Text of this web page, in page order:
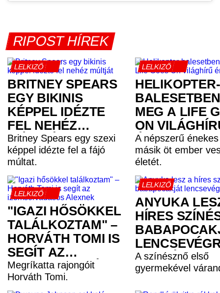
RIPOST HÍREK
LELKIZŐ
BRITNEY SPEARS
EGY BIKINIS
KÉPPEL IDÉZTE
FEL NEHÉZ
MÚLTJÁT
Britney Spears egy szexi
képpel idézte fel a fájó
múltat.
LELKIZŐ
HELIKOPTER-
MEG A LIFE
ON
ÉNEKESE
A népszerű
másik öt ember
életét.
LELKIZŐ
"IGAZI HŐSÖKKEL
TALÁLKOZTAM" –
HORVÁTH TOMI IS
SEGÍT AZ
IZOMSORVADÁSOS
ALEXNEK
Megríkatta rajongóit
Horváth Tomi.
LELKIZŐ
ANYUKA
HÍRES
KAPTÁK
A színésznő első
gyermekével